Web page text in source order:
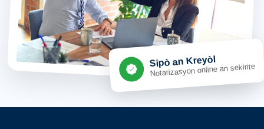
Sipò an Kreyòl
Notarizasyon online an sekirite